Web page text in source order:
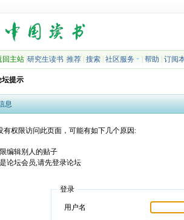
回主站| 研究生读书| 推荐| 搜索| 社区服务 帮助 订阅
提示
息
有权限访问此页面，可能有如下几个原因:
编辑别人的贴子
论坛会员,请先登录论坛
登录
用户名